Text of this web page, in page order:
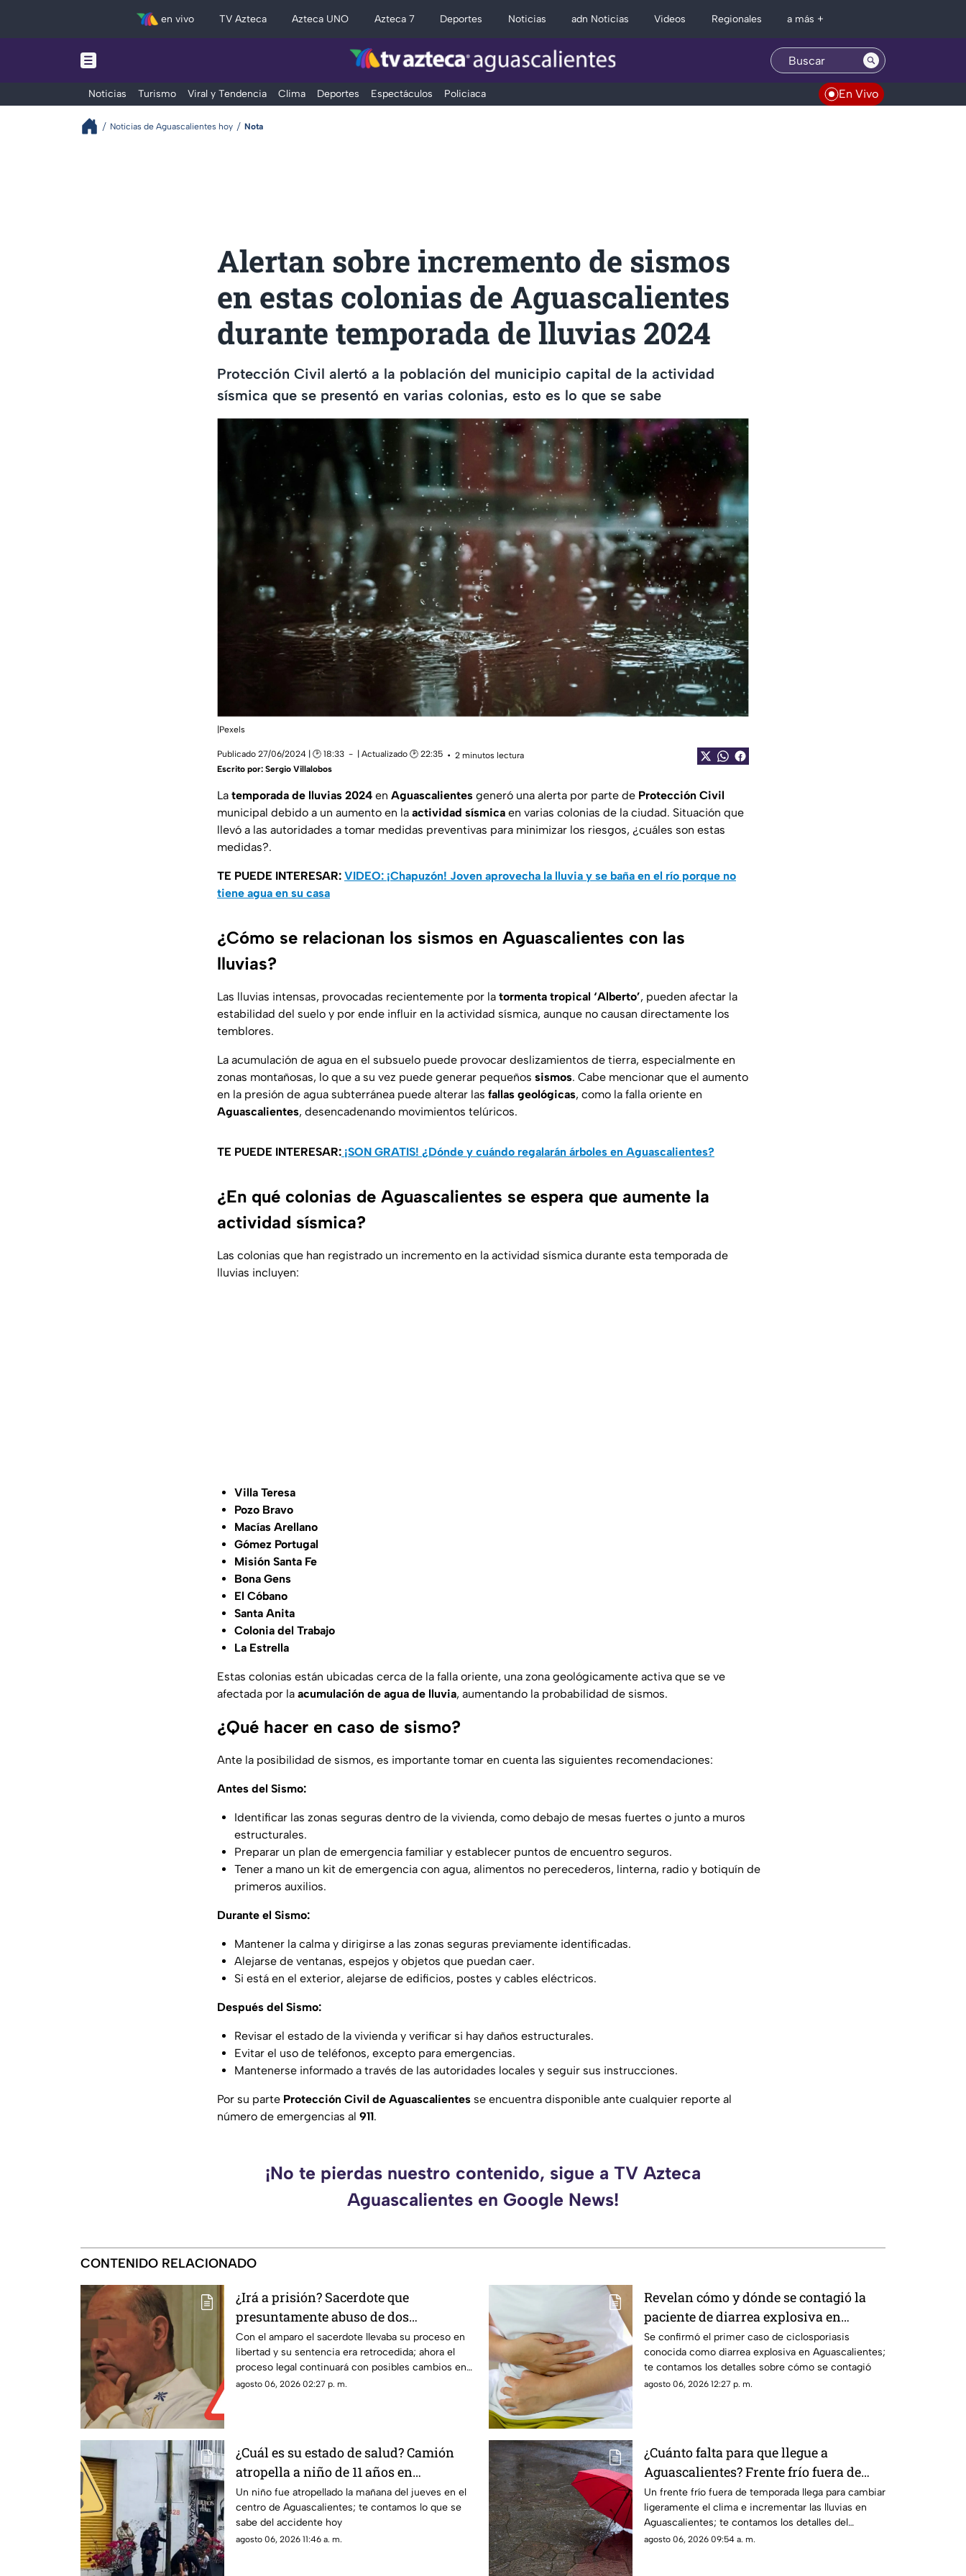
en vivo TV Azteca Azteca UNO Azteca 7 Deportes Noticias adn Noticias Videos Regionales a más +
Noticias Turismo Viral y Tendencia Clima Deportes Espectáculos Policiaca En Vivo
Noticias de Aguascalientes hoy Nota
Alertan sobre incremento de sismos
en estas colonias de Aguascalientes
durante temporada de lluvias 2024
Protección Civil alertó a la población del municipio capital de la actividad
sísmica que se presentó en varias colonias, esto es lo que se sabe
|Pexels
Publicado 27/06/2024 | 🕑 18:33 | Actualizado 🕑 22:35
2 minutos lectura
Escrito por: Sergio Villalobos
La temporada de lluvias 2024 en Aguascalientes generó una alerta por parte de Protección Civil
municipal debido a un aumento en la actividad sísmica en varias colonias de la ciudad. Situación que
llevó a las autoridades a tomar medidas preventivas para minimizar los riesgos, ¿cuáles son estas
medidas?.
TE PUEDE INTERESAR: VIDEO: ¡Chapuzón! Joven aprovecha la lluvia y se baña en el río porque no
tiene agua en su casa
¿Cómo se relacionan los sismos en Aguascalientes con las
lluvias?
Las lluvias intensas, provocadas recientemente por la tormenta tropical ‘Alberto’, pueden afectar la
estabilidad del suelo y por ende influir en la actividad sísmica, aunque no causan directamente los
temblores.
La acumulación de agua en el subsuelo puede provocar deslizamientos de tierra, especialmente en
zonas montañosas, lo que a su vez puede generar pequeños sismos. Cabe mencionar que el aumento
en la presión de agua subterránea puede alterar las fallas geológicas, como la falla oriente en
Aguascalientes, desencadenando movimientos telúricos.
TE PUEDE INTERESAR: ¡SON GRATIS! ¿Dónde y cuándo regalarán árboles en Aguascalientes?
¿En qué colonias de Aguascalientes se espera que aumente la
actividad sísmica?
Las colonias que han registrado un incremento en la actividad sísmica durante esta temporada de
lluvias incluyen:
Villa Teresa
Pozo Bravo
Macías Arellano
Gómez Portugal
Misión Santa Fe
Bona Gens
El Cóbano
Santa Anita
Colonia del Trabajo
La Estrella
Estas colonias están ubicadas cerca de la falla oriente, una zona geológicamente activa que se ve
afectada por la acumulación de agua de lluvia, aumentando la probabilidad de sismos.
¿Qué hacer en caso de sismo?
Ante la posibilidad de sismos, es importante tomar en cuenta las siguientes recomendaciones:
Antes del Sismo:
Identificar las zonas seguras dentro de la vivienda, como debajo de mesas fuertes o junto a muros
estructurales.
Preparar un plan de emergencia familiar y establecer puntos de encuentro seguros.
Tener a mano un kit de emergencia con agua, alimentos no perecederos, linterna, radio y botiquín de
primeros auxilios.
Durante el Sismo:
Mantener la calma y dirigirse a las zonas seguras previamente identificadas.
Alejarse de ventanas, espejos y objetos que puedan caer.
Si está en el exterior, alejarse de edificios, postes y cables eléctricos.
Después del Sismo:
Revisar el estado de la vivienda y verificar si hay daños estructurales.
Evitar el uso de teléfonos, excepto para emergencias.
Mantenerse informado a través de las autoridades locales y seguir sus instrucciones.
Por su parte Protección Civil de Aguascalientes se encuentra disponible ante cualquier reporte al
número de emergencias al 911.
¡No te pierdas nuestro contenido, sigue a TV Azteca
Aguascalientes en Google News!
CONTENIDO RELACIONADO
¿Irá a prisión? Sacerdote que
presuntamente abuso de dos
monaguillos en Aguascalientes perdió
Juicio de Amparo
Con el amparo el sacerdote llevaba su proceso en
libertad y su sentencia era retrocedida; ahora el
proceso legal continuará con posibles cambios en
las condiciones penales
agosto 06, 2026 02:27 p. m.
Revelan cómo y dónde se contagió la
paciente de diarrea explosiva en
Aguascalientes
Se confirmó el primer caso de ciclosporiasis
conocida como diarrea explosiva en Aguascalientes;
te contamos los detalles sobre cómo se contagió
agosto 06, 2026 12:27 p. m.
¿Cuál es su estado de salud? Camión
atropella a niño de 11 años en
Aguascalientes hoy 6 de agosto
Un niño fue atropellado la mañana del jueves en el
centro de Aguascalientes; te contamos lo que se
sabe del accidente hoy
agosto 06, 2026 11:46 a. m.
¿Cuánto falta para que llegue a
Aguascalientes? Frente frío fuera de
temporada afectará en agosto 2026
Un frente frío fuera de temporada llega para cambiar
ligeramente el clima e incrementar las lluvias en
Aguascalientes; te contamos los detalles del
pronóstico
agosto 06, 2026 09:54 a. m.